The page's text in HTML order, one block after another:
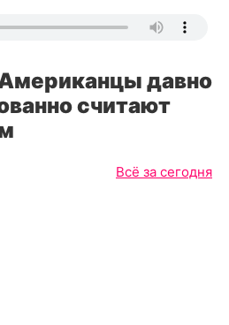
давно
считают
Всё за сегодня